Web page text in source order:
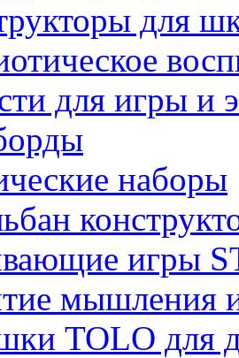
для
для игры и
наборы
игры
мышления
TOLO для